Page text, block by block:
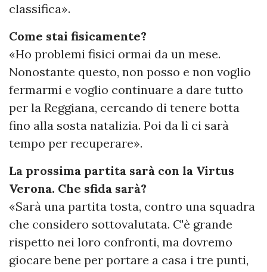
classifica».
Come stai fisicamente?
«Ho problemi fisici ormai da un mese.
Nonostante questo, non posso e non voglio
fermarmi e voglio continuare a dare tutto
per la Reggiana, cercando di tenere botta
fino alla sosta natalizia. Poi da lì ci sarà
tempo per recuperare».
La prossima partita sarà con la Virtus
Verona. Che sfida sarà?
«Sarà una partita tosta, contro una squadra
che considero sottovalutata. C'è grande
rispetto nei loro confronti, ma dovremo
giocare bene per portare a casa i tre punti,